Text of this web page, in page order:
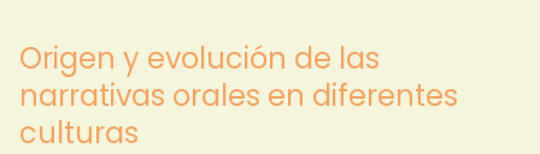
Origen y evolución de las
narrativas orales en diferentes
culturas